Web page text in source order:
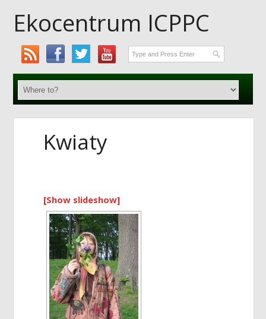
Ekocentrum ICPPC
Kwiaty
[Show slideshow]